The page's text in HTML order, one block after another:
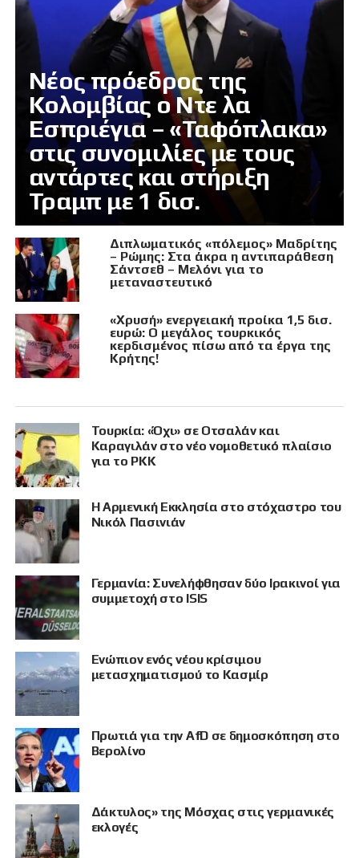
Νέος πρόεδρος της
Κολομβίας ο Ντε λα
Εσπριέγια – «Ταφόπλακα»
στις συνομιλίες με τους
αντάρτες και στήριξη
Τραμπ με 1 δισ.
Διπλωματικός «πόλεμος» Μαδρίτης
– Ρώμης: Στα άκρα η αντιπαράθεση
Σάντσεθ – Μελόνι για το
μεταναστευτικό
«Χρυσή» ενεργειακή προίκα 1,5 δισ.
ευρώ: Ο μεγάλος τουρκικός
κερδισμένος πίσω από τα έργα της
Κρήτης!
Τουρκία: «Όχι» σε Οτσαλάν και
Καραγιλάν στο νέο νομοθετικό πλαίσιο
για το PKK
Η Αρμενική Εκκλησία στο στόχαστρο του
Νικόλ Πασινιάν
Γερμανία: Συνελήφθησαν δύο Ιρακινοί για
συμμετοχή στο ISIS
Eνώπιον ενός νέου κρίσιμου
μετασχηματισμού το Κασμίρ
Πρωτιά για την AfD σε δημοσκόπηση στο
Βερολίνο
Δάκτυλος» της Μόσχας στις γερμανικές
εκλογές